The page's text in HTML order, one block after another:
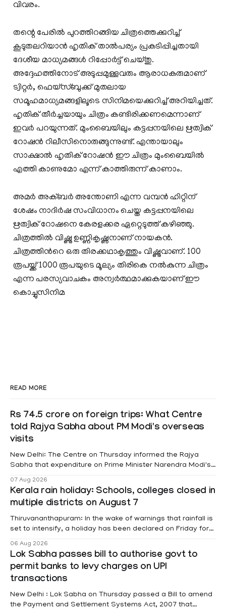
വിവരം.
തന്റെ പേരിൽ പുറത്തിറങ്ങിയ ചിത്രത്തെക്കുറിച്ച്
കൂടുതലറിയാൻ ഹൃതിക് താൽപര്യം പ്രകടിപ്പിച്ചതായി
ദേശീയ മാധ്യമങ്ങൾ റിപ്പോർട്ട് ചെയ്തു.
അദ്ദേഹത്തിനോട് അടുപ്പമുള്ളവരും ആരാധകരുമാണ്
ട്വിറ്റർ, ഫെയ്സ്ബുക്ക് മുതലായ
സമൂഹമാധ്യമങ്ങളിലൂടെ സിനിമയെക്കുറിച്ച് അറിയിച്ചത്.
ഹൃതിക് തീർച്ചയായും ചിത്രം കണ്ടിരിക്കണമെന്നാണ്
ഇവർ പറയുന്നത്. മുംബൈയിലും കട്ടപ്പനയിലെ ഋത്വിക്
റോഷൻ റിലീസിനൊരുങ്ങുന്നുണ്ട്. എന്തായാലും
സാക്ഷാൽ ഹൃതിക് റോഷൻ ഈ ചിത്രം മുംബൈയിൽ
എത്തി കാണുമോ എന്ന് കാത്തിരുന്ന് കാണാം.
അമര്‍ അക്ബര്‍ അന്തോണി എന്ന വമ്പന്‍ ഹിറ്റിന്
ശേഷം നാദിര്‍ഷ സംവിധാനം ചെയ്ത കട്ടപ്പനയിലെ
ഋത്വിക് റോഷനെ കേരളക്കര ഏറ്റെ‌ടുത്ത് കഴിഞ്ഞു.
ചിത്രത്തിൽ വിഷ്ണു ഉണ്ണികൃഷ്ണനാണ് നായകന്‍.
ചിത്രത്തിന്‍റെ ഒരു തിരക്കഥാകൃത്തും വിഷ്ണുവാണ്. 100
രൂപയ്ക്ക് 1000 രൂപയുടെ മൂല്യം തിരികെ നല്‍കുന്ന ചിത്രം
എന്ന പരസ്യവാചകം അന്വര്‍ത്ഥമാക്കുകയാണ് ഈ
കൊച്ചുസിനിമ
READ MORE
Rs 74.5 crore on foreign trips: What Centre
told Rajya Sabha about PM Modi's overseas
visits
New Delhi: The Centre on Thursday informed the Rajya
Sabha that expenditure on Prime Minister Narendra Modi's
information was provided by Minister of State for External
Affairs Pabitra Margherita in a written reply to questions
raised
07 Aug 2026
Kerala rain holiday: Schools, colleges closed in
multiple districts on August 7
Thiruvananthapuram: In the wake of warnings that rainfall is
set to intensify, a holiday has been declared on Friday for
Kottayam, Wayanad and Kasaragod districts. Meanwhile, a
red alert remains in place on Thursday for Kottayam,
Pathanamtitta and Idukki districts. Following a red alert on
06 Aug 2026
Lok Sabha passes bill to authorise govt to
permit banks to levy charges on UPI
transactions
New Delhi : Lok Sabha on Thursday passed a Bill to amend
the Payment and Settlement Systems Act, 2007 that